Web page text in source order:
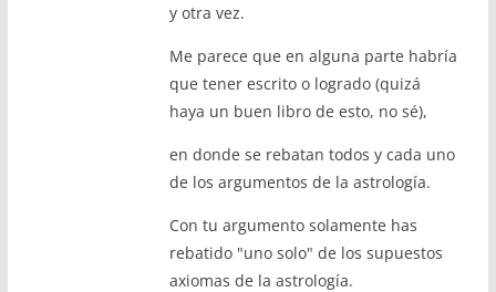
y otra vez.
Me parece que en alguna parte habría
que tener escrito o logrado (quizá
haya un buen libro de esto, no sé),
en donde se rebatan todos y cada uno
de los argumentos de la astrología.
Con tu argumento solamente has
rebatido "uno solo" de los supuestos
axiomas de la astrología.